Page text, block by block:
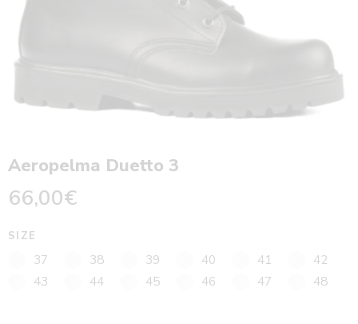
Aeropelma Duetto 3
66,00€
SIZE
37 38 39 40 41
42
43
44 45 46 47 48